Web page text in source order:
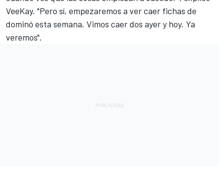
VeeKay. "Pero sí, empezaremos a ver caer fichas de
dominó esta semana. Vimos caer dos ayer y hoy. Ya
veremos".